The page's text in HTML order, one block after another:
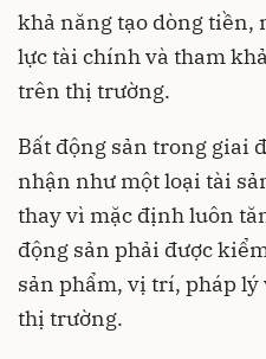
khả năng tạo dòng tiền,
lực tài chính và tham
trên thị trường.
Bất động sản trong giai
nhận như một loại tài
thay vì mặc định luôn
động sản phải được
sản phẩm, vị trí, pháp lý
thị trường.